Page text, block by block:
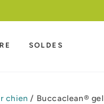
SOLDES
chien / Buccaclean® gel